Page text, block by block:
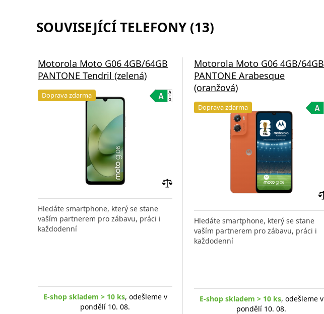
SOUVISEJÍCÍ TELEFONY (13)
Motorola Moto G06 4GB/64GB
PANTONE Tendril (zelená)
Doprava zdarma
porovnání
Hledáte smartphone, který se stane
vaším partnerem pro zábavu, práci i
každodenní
E-shop skladem > 10 ks, odešleme v
pondělí 10. 08.
Motorola Moto G06 4GB/64GB
PANTONE Arabesque
(oranžová)
Doprava zdarma
Hledáte smartphone, který se stane
vaším partnerem pro zábavu, práci i
každodenní
E-shop skladem > 10 ks, odešleme v
pondělí 10. 08.